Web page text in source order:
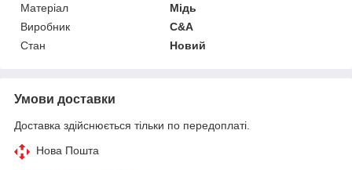
Матеріал
Мідь
Виробник
C&A
Стан
Новий
Умови доставки
Доставка здійснюється тільки по передоплаті.
Нова Пошта